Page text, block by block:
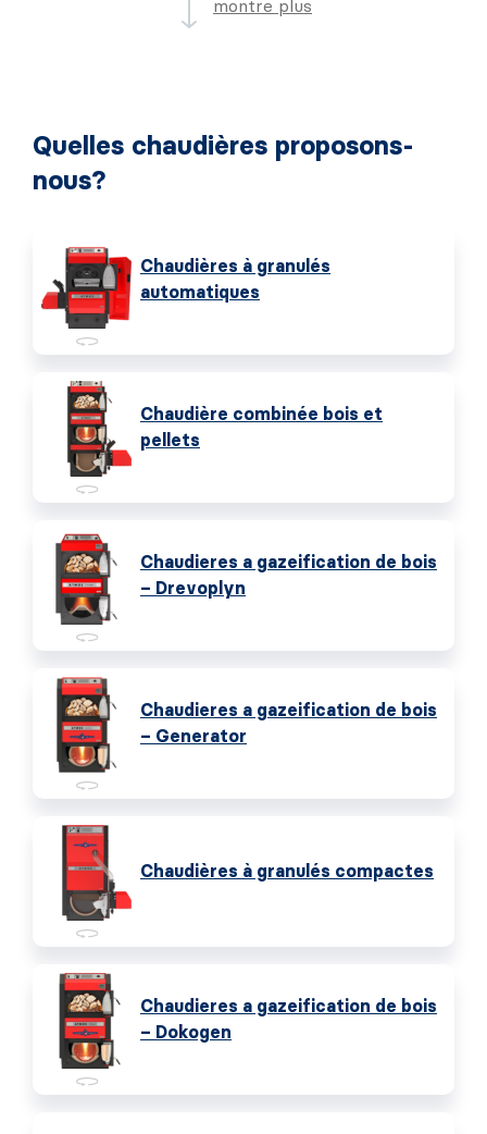
montre plus
Quelles chaudières proposons-
nous?
Chaudières à granulés
automatiques
Chaudière combinée bois et
pellets
Chaudieres a gazeification de bois
– Drevoplyn
Chaudieres a gazeification de bois
– Generator
Chaudières à granulés compactes
Chaudieres a gazeification de bois
– Dokogen